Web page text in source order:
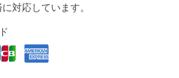
対応しています。